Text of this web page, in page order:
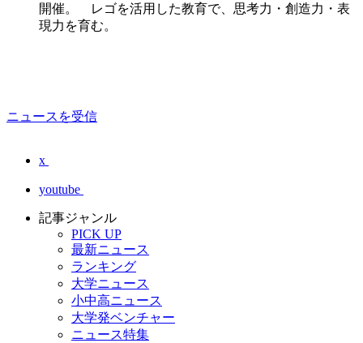
開催。 レゴを活用した教育で、思考力・創造力・表
現力を育む。
ニュースを受信
x
youtube
記事ジャンル
PICK UP
最新ニュース
ランキング
大学ニュース
小中高ニュース
大学発ベンチャー
ニュース特集